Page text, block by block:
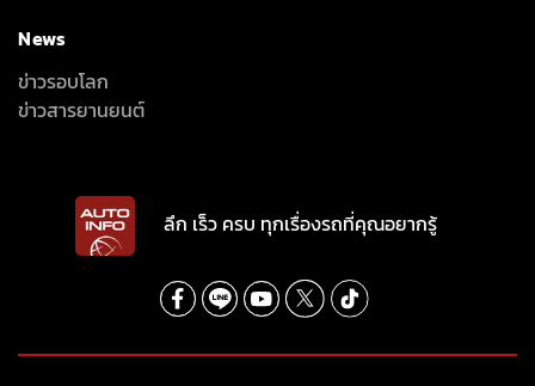
News
ข่าวรอบโลก
ข่าวสารยานยนต์
ลึก เร็ว ครบ ทุกเรื่องรถที่คุณอยากรู้